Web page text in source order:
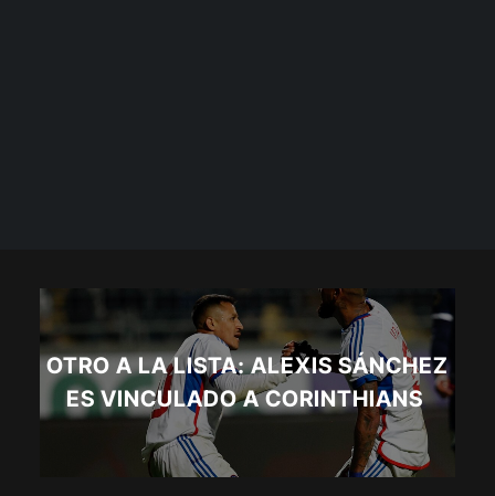
OTRO A LA LISTA: ALEXIS SÁNCHEZ
ES VINCULADO A CORINTHIANS